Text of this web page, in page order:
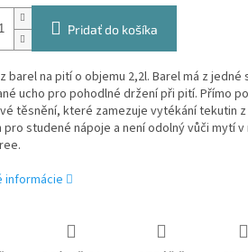
Pridať do košíka
barel na pití o objemu 2,2l. Barel má z jedné
ucho pro pohodlné držení při pití. Přímo
těsnění, které zamezuje vytékání tekutin z
pro studené nápoje a není odolný vůči mytí v
informácie